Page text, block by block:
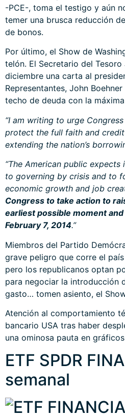
-PCE-, toma el testigo y aún
temer una brusca reducción
de bonos.
Por último, el Show de
telón. El Secretario del
diciembre una carta al
Representantes, John
techo de deuda con la
“I am writing to urge
protect the full faith and
extending the nation’s
“The American public
to governing by crisis and to
economic growth and job
Congress to take action to
earliest possible moment
February 7, 2014.”
Miembros del Partido
grave peligro que corre el
pero los republicanos optan
para negociar la introducción
gasto… tomen asiento, el
Atención al comportamiento
bancario USA tras haber
una ominosa pauta en
ETF SPDR
semanal